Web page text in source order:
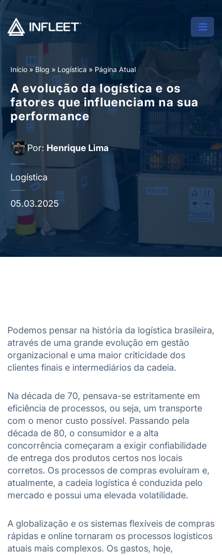
Início » Blog » Logística » Página Atual
A evolução da logística e os
fatores que influenciam na sua
performance
Por: Henrique Lima
Logística
05.03.2025
Podemos pensar na história da logística brasileira,
através de uma grande evolução em gestão
organizacional e uma maior criticidade dos
clientes finais e intermediários da cadeia.
Na década de 70, pensava-se estritamente em
eficiência de processos, ou seja, um transporte
com o menor custo possível. Passando pela
década de 80, o consumidor e a alta
concorrência começaram a exigir confiabilidade
de entrega dos produtos certos nos locais
corretos. Os processos de compras evoluíram e,
atualmente, a cadeia logística é conduzida pelo
mercado e possui uma elevada volatilidade.
A globalização e os sistemas flexíveis de compras
rápidas e online tornaram os processos logísticos
atuais mais complexos. Os gastos, hoje,